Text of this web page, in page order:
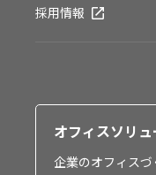
採用情報
オフィスソリ
企業のオフィス